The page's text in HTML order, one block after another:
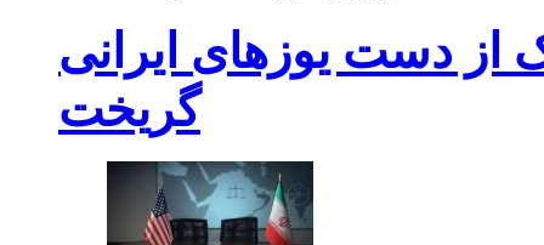
از دست یوزهای ایرانی
گریخت